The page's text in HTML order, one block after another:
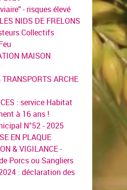
- risques élevé
NIDS DE FRELONS
Collectifs
MAISON
ARCHE
: service Habitat
à 16 ans !
N°52 - 2025
EN PLAQUE
& VIGILANCE -
Porcs ou Sangliers
: déclaration des